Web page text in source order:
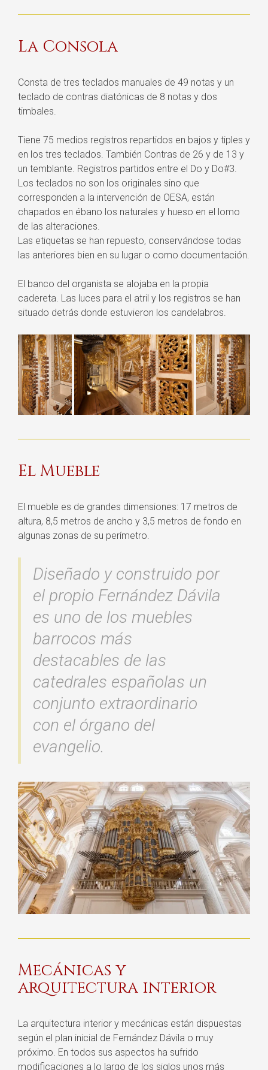
La Consola
Consta de tres teclados manuales de 49 notas y un
teclado de contras diatónicas de 8 notas y dos
timbales.
Tiene 75 medios registros repartidos en bajos y tiples y
en los tres teclados. También Contras de 26 y de 13 y
un temblante. Registros partidos entre el Do y Do#3.
Los teclados no son los originales sino que
corresponden a la intervención de OESA, están
chapados en ébano los naturales y hueso en el lomo
de las alteraciones.
Las etiquetas se han repuesto, conservándose todas
las anteriores bien en su lugar o como documentación.
El banco del organista se alojaba en la propia
cadereta. Las luces para el atril y los registros se han
situado detrás donde estuvieron los candelabros.
El Mueble
El mueble es de grandes dimensiones: 17 metros de
altura, 8,5 metros de ancho y 3,5 metros de fondo en
algunas zonas de su perímetro.
Diseñado y construido por
el propio Fernández Dávila
es uno de los muebles
barrocos más
destacables de las
catedrales españolas un
conjunto extraordinario
con el órgano del
evangelio.
Mecánicas y
arquitectura interior
La arquitectura interior y mecánicas están dispuestas
según el plan inicial de Fernández Dávila o muy
próximo. En todos sus aspectos ha sufrido
modificaciones a lo largo de los siglos unos más